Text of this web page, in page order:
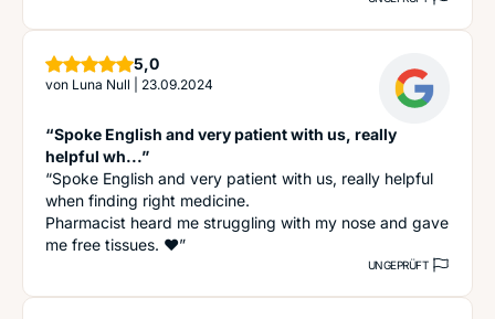
5,0Sterne
von Luna Null 23.09.2024
“Spoke English and very patient with us, really
helpful wh...”
“Spoke English and very patient with us, really helpful
when finding right medicine.
Pharmacist heard me struggling with my nose and gave
me free tissues. ❤️”
UNGEPRÜFT